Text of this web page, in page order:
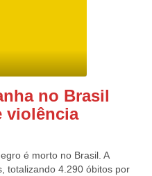
no Brasil
violência
é morto no Brasil. A
totalizando 4.290 óbitos por